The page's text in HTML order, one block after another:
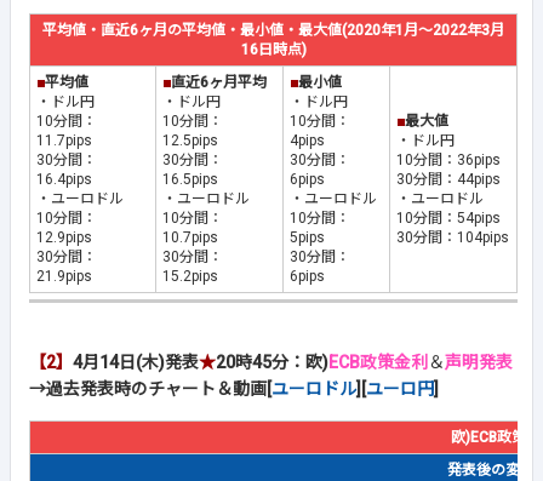
平均値・直近6ヶ月の平均値・最小値・最大値(2020年1月～2022年3月
16日時点)
■平均値
・ドル円
10分間：
11.7pips
30分間：
16.4pips
・ユーロドル
10分間：
12.9pips
30分間：
21.9pips
■直近6ヶ月平均
・ドル円
10分間：
12.5pips
30分間：
16.5pips
・ユーロドル
10分間：
10.7pips
30分間：
15.2pips
■最小値
・ドル円
10分間：
4pips
30分間：
6pips
・ユーロドル
10分間：
5pips
30分間：
6pips
■最大値
・ドル円
10分間：36pips
30分間：44pips
・ユーロドル
10分間：54pips
30分間：104pips
【2】 4月14日(木)発表★20時45分：欧)ECB政策金利 ＆声明発表
→過去発表時のチャート＆動画[ユーロドル][ユーロ円]
欧)ECB政策
発表後の変動